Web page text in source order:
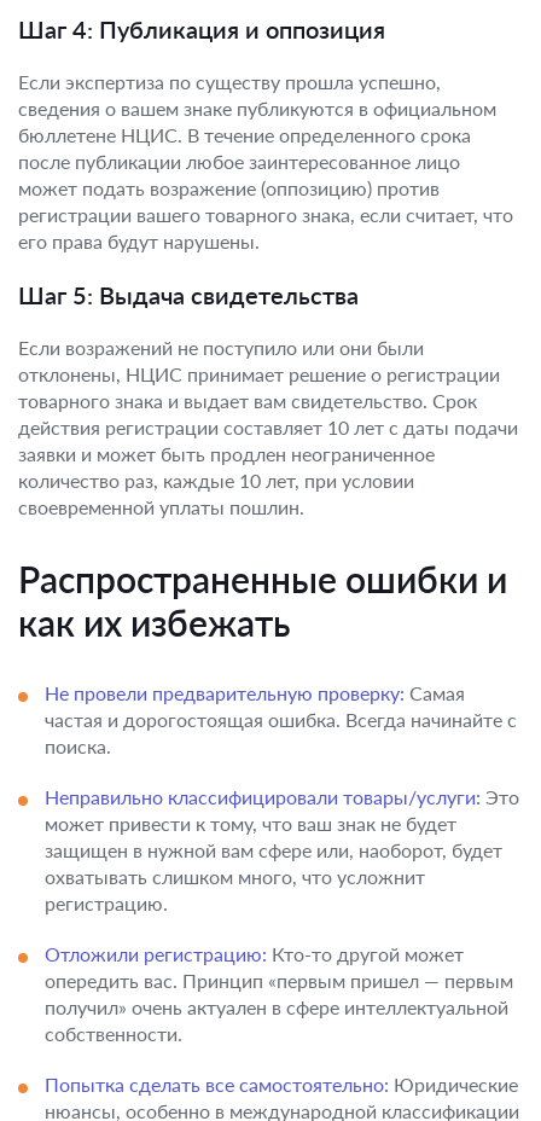
Шаг 4: Публикация и оппозиция
Если экспертиза по существу прошла успешно,
сведения о вашем знаке публикуются в официальном
бюллетене НЦИС. В течение определенного срока
после публикации любое заинтересованное лицо
может подать возражение (оппозицию) против
регистрации вашего товарного знака, если считает, что
его права будут нарушены.
Шаг 5: Выдача свидетельства
Если возражений не поступило или они были
отклонены, НЦИС принимает решение о регистрации
товарного знака и выдает вам свидетельство. Срок
действия регистрации составляет 10 лет с даты подачи
заявки и может быть продлен неограниченное
количество раз, каждые 10 лет, при условии
своевременной уплаты пошлин.
Распространенные ошибки и
как их избежать
Не провели предварительную проверку: Самая
частая и дорогостоящая ошибка. Всегда начинайте с
поиска.
Неправильно классифицировали товары/услуги: Это
может привести к тому, что ваш знак не будет
защищен в нужной вам сфере или, наоборот, будет
охватывать слишком много, что усложнит
регистрацию.
Отложили регистрацию: Кто-то другой может
опередить вас. Принцип «первым пришел — первым
получил» очень актуален в сфере интеллектуальной
собственности.
Попытка сделать все самостоятельно: Юридические
нюансы, особенно в международной классификации